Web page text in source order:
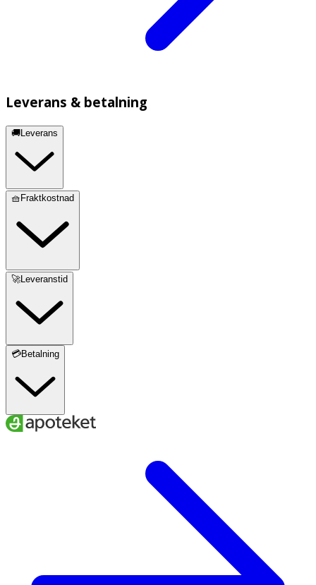
Leverans & betalning
🚚Leverans
🧺Fraktkostnad
🚀Leveranstid
💳Betalning